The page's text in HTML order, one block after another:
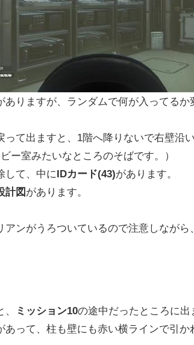
ありますが、ランダムで何が入ってるか
って出ますと、1階へ降りないで右壁沿
ー室みたいなところのそばです。）
して、中にIDカード(43)があります。
計図 があります。
アンがうろついているので注意しながら
ミッション10の途中だったところに出
あって、柱も壁にも赤い横ラインで引か